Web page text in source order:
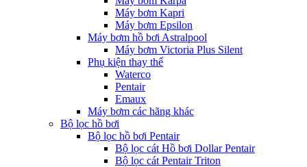
Máy bơm Kapri
Máy bơm Epsilon
Máy bơm hồ bơi Astralpool
Máy bơm Victoria Plus Silent
Phụ kiện thay thế
Waterco
Pentair
Emaux
Máy bơm các hãng khác
Bộ lọc hồ bơi
Bộ lọc hồ bơi Pentair
Bộ lọc cát Hồ bơi Dollar Pentair
Bộ lọc cát Pentair Triton